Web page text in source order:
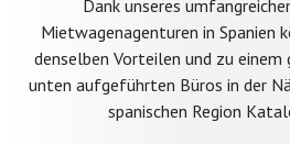
Dank unseres
Mietwagenagenturen in Spanien
denselben Vorteilen und zu einem
unten aufgeführten Büros in der
spanischen Region